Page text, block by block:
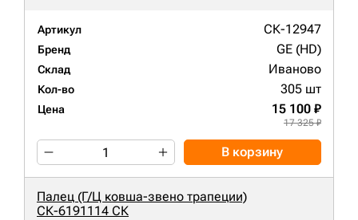
Артикул СК-12947
Бренд GE (HD)
Склад Иваново
Кол-во 305 шт
Цена 15 100 ₽
17 325 ₽
В корзину
Палец (Г/Ц ковша-звено трапеции)
СК-6191114 СК